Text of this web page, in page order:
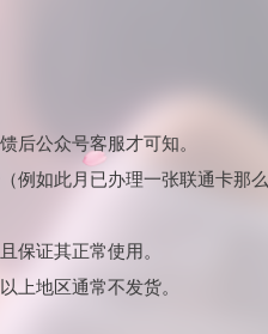
后公众号客服才可知。
例如此月已办理一张联通卡那么
保证其正常使用。
上地区通常不发货。